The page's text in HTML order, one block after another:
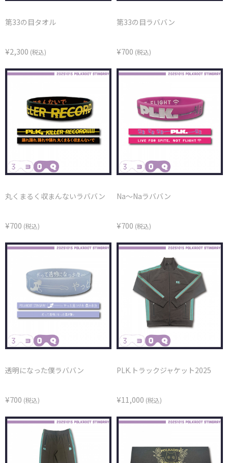
第33の目タオル
¥2,300 (税込)
第33の目ラババン
¥700 (税込)
丸くまるく収まんないラババン
¥700 (税込)
Na～Naラババン
¥700 (税込)
透明になった僕ラババン
¥700 (税込)
PLK.トラックジャケット2025
¥11,000 (税込)